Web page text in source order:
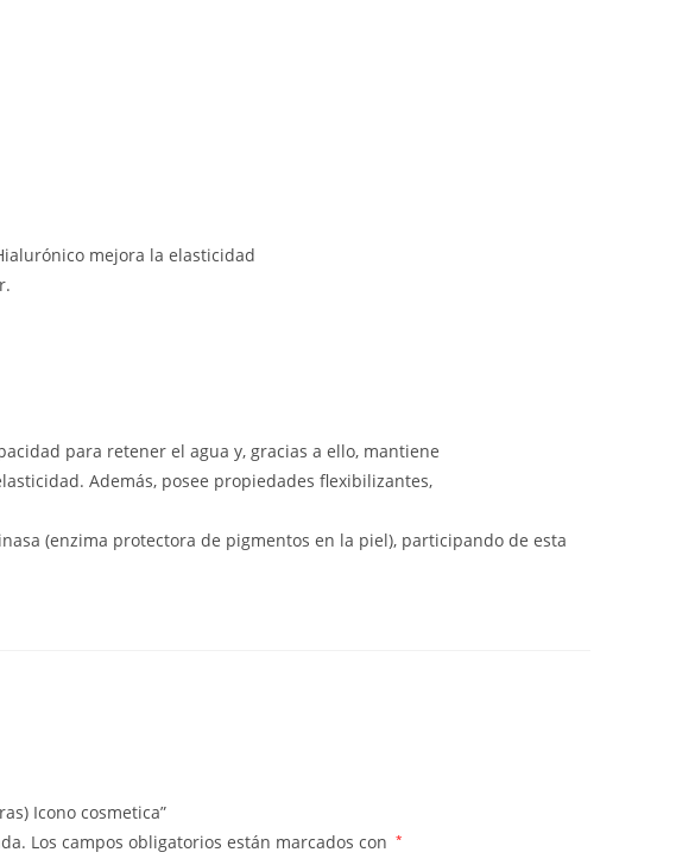
mejora la elasticidad
para retener el agua y, gracias a ello, mantiene
Además, posee propiedades flexibilizantes,
(enzima protectora de pigmentos en la piel), participando de esta
Icono cosmetica”
Los campos obligatorios están marcados con *